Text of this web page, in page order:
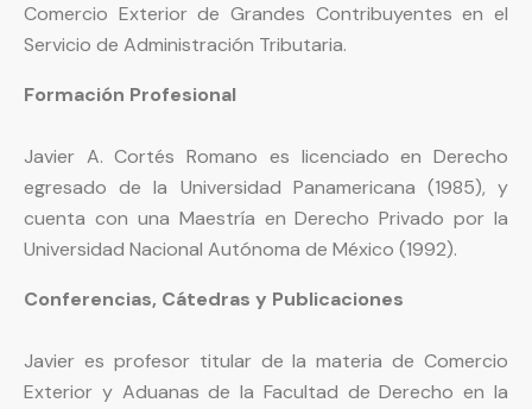
Comercio Exterior de Grandes Contribuyentes en el
Servicio de Administración Tributaria.
Formación Profesional
Javier A. Cortés Romano es licenciado en Derecho
egresado de la Universidad Panamericana (1985), y
cuenta con una Maestría en Derecho Privado por la
Universidad Nacional Autónoma de México (1992).
Conferencias, Cátedras y Publicaciones
Javier es profesor titular de la materia de Comercio
Exterior y Aduanas de la Facultad de Derecho en la